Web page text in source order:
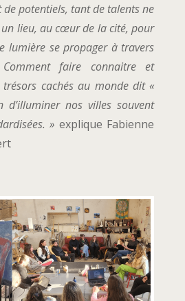
de potentiels, tant de talents ne
lieu, au cœur de la cité, pour
lumière se propager à travers
Comment faire connaitre et
trésors cachés au monde dit «
d’illuminer nos villes souvent
» explique Fabienne